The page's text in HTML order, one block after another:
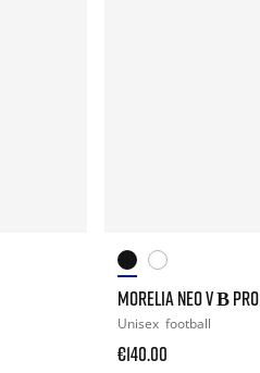
MORELIA NEO V Β
Unisex football
€140.00